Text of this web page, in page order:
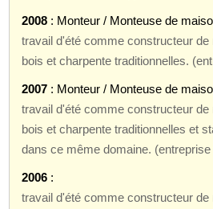
2008 : Monteur / Monteuse de
travail d'été comme constructeur
bois et charpente traditionnelles.
2007 : Monteur / Monteuse de
travail d'été comme constructeur
bois et charpente traditionnelles et
dans ce même domaine.
2006 :
travail d'été comme constructeur